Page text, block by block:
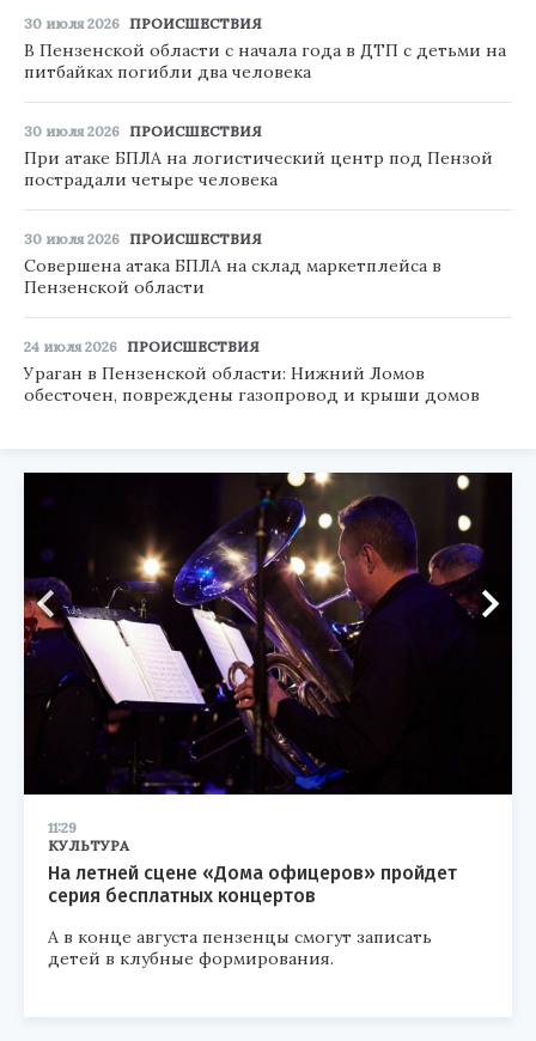
30 июля 2026 ПРОИСШЕСТВИЯ
В Пензенской области с начала года в ДТП с детьми на
питбайках погибли два человека
30 июля 2026 ПРОИСШЕСТВИЯ
При атаке БПЛА на логистический центр под Пензой
пострадали четыре человека
30 июля 2026 ПРОИСШЕСТВИЯ
Совершена атака БПЛА на склад маркетплейса в
Пензенской области
24 июля 2026 ПРОИСШЕСТВИЯ
Ураган в Пензенской области: Нижний Ломов
обесточен, повреждены газопровод и крыши домов
11:29
КУЛЬТУРА
На летней сцене «Дома офицеров» пройдет
серия бесплатных концертов
А в конце августа пензенцы смогут записать
детей в клубные формирования.